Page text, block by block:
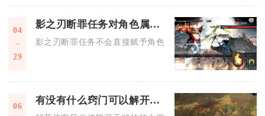
04
29
影之刃断罪任务对角色属性有什么影响
影之刃断罪任务不会直接赋予角色固定属性加成，核心是通
06 有没有什么窍门可以解开侠客风云传隐藏天赋